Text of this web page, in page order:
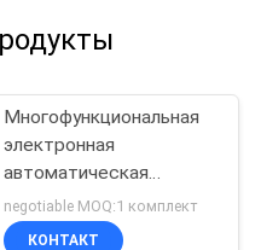
Многофункциональная
электронная
автоматическая
машина осмотра ткани
края
negotiable MOQ:1 комплект
КОНТАКТ